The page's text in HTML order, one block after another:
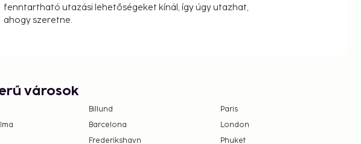
fenntartható utazási lehetőségeket kínál, így úgy utazhat,
ahogy szeretne.
városok
Billund
Paris
Barcelona
London
Frederikshavn
Phuket